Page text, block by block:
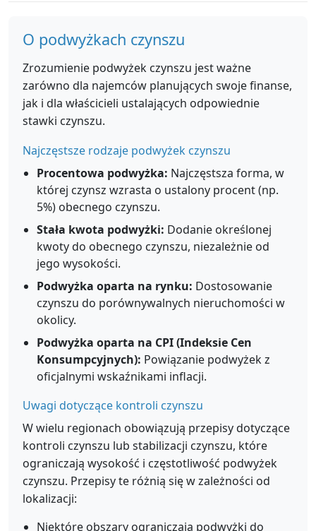
O podwyżkach czynszu
Zrozumienie podwyżek czynszu jest ważne
zarówno dla najemców planujących swoje finanse,
jak i dla właścicieli ustalających odpowiednie
stawki czynszu.
Najczęstsze rodzaje podwyżek czynszu
Procentowa podwyżka: Najczęstsza forma, w
której czynsz wzrasta o ustalony procent (np.
5%) obecnego czynszu.
Stała kwota podwyżki: Dodanie określonej
kwoty do obecnego czynszu, niezależnie od
jego wysokości.
Podwyżka oparta na rynku: Dostosowanie
czynszu do porównywalnych nieruchomości w
okolicy.
Podwyżka oparta na CPI (Indeksie Cen
Konsumpcyjnych): Powiązanie podwyżek z
oficjalnymi wskaźnikami inflacji.
Uwagi dotyczące kontroli czynszu
W wielu regionach obowiązują przepisy dotyczące
kontroli czynszu lub stabilizacji czynszu, które
ograniczają wysokość i częstotliwość podwyżek
czynszu. Przepisy te różnią się w zależności od
lokalizacji:
Niektóre obszary ograniczają podwyżki do